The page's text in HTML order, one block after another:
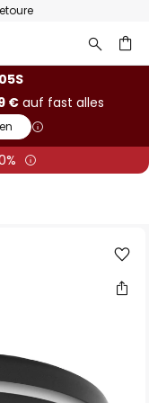
€auf fast alles